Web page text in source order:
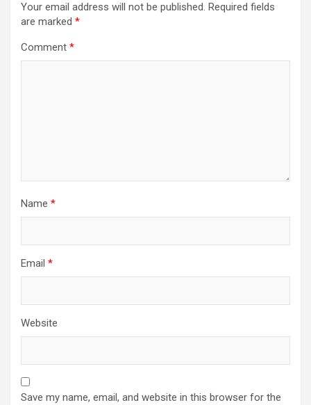
Your email address will not be published. Required fields
are marked *
Comment *
Name *
Email *
Website
Save my name, email, and website in this browser for the